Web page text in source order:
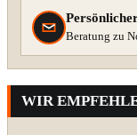
Beratung zu
WIR